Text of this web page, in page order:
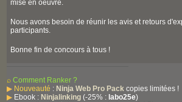
mise en oeuvre.
Nous avons besoin de réunir les avis et retours
participants.
Bonne fin de concours à tous !
⌕ Comment Ranker ?
▶ Nouveauté : Ninja Web Pro Pack copies limitées !
▶ Ebook : Ninjalinking (-25% : labo25e)